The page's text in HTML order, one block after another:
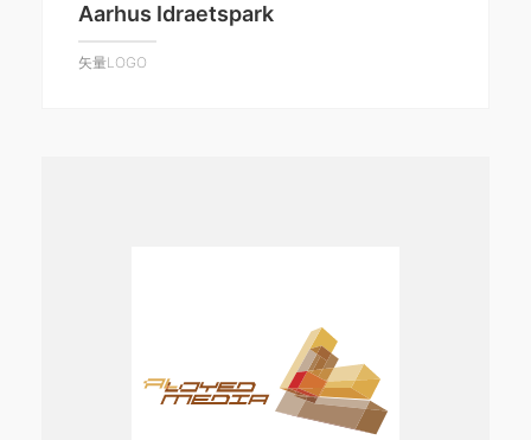
Aarhus Idraetspark
矢量LOGO